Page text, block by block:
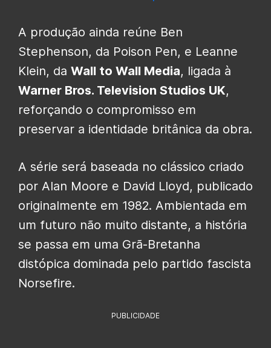
A produção ainda reúne Ben
Stephenson, da Poison Pen, e Leanne
Klein, da Wall to Wall Media, ligada à
Warner Bros. Television Studios UK,
reforçando o compromisso em
preservar a identidade britânica da obra.
A série será baseada no clássico criado
por Alan Moore e David Lloyd, publicado
originalmente em 1982. Ambientada em
um futuro não muito distante, a história
se passa em uma Grã-Bretanha
distópica dominada pelo partido fascista
Norsefire.
PUBLICIDADE